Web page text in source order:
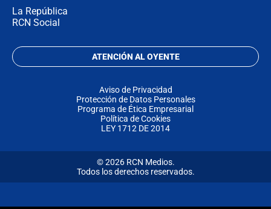
La República
RCN Social
ATENCIÓN AL OYENTE
Aviso de Privacidad
Protección de Datos Personales
Programa de Ética Empresarial
Política de Cookies
LEY 1712 DE 2014
© 2026 RCN Medios.
Todos los derechos reservados.